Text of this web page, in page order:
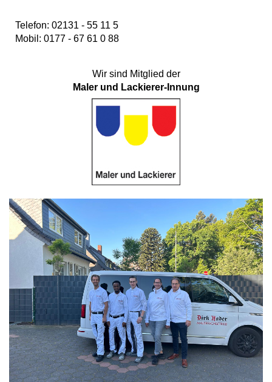
Telefon: 02131 - 55 11 5
Mobil: 0177 - 67 61 0 88
Wir sind Mitglied der
Maler und Lackierer-Innung